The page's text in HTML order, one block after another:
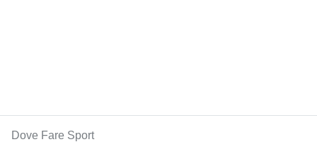
Dove Fare Sport